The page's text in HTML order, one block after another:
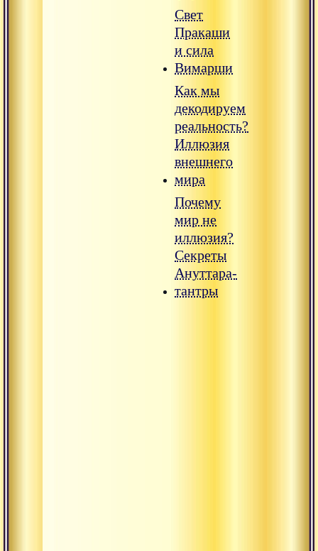
Свет
Пракаши
и сила
Вимарши
Как мы
декодируем
реальность?
Иллюзия
внешнего
мира
Почему
мир не
иллюзия?
Секреты
Ануттара-
тантры